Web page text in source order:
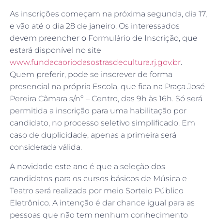
As inscrições começam na próxima segunda, dia 17,
e vão até o dia 28 de janeiro. Os interessados
devem preencher o Formulário de Inscrição, que
estará disponível no site
www.fundacaoriodasostrasdecultura.rj.gov.br.
Quem preferir, pode se inscrever de forma
presencial na própria Escola, que fica na Praça José
Pereira Câmara s/nº – Centro, das 9h às 16h. Só será
permitida a inscrição para uma habilitação por
candidato, no processo seletivo simplificado. Em
caso de duplicidade, apenas a primeira será
considerada válida.
A novidade este ano é que a seleção dos
candidatos para os cursos básicos de Música e
Teatro será realizada por meio Sorteio Público
Eletrônico. A intenção é dar chance igual para as
pessoas que não tem nenhum conhecimento